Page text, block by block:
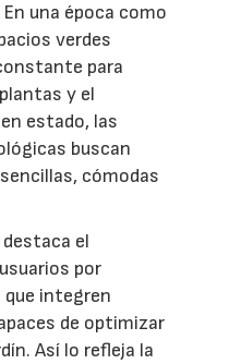
una época como
verdes
para
y el
estado, las
buscan
cómodas
destaca el
por
integren
de optimizar
Así lo refleja la